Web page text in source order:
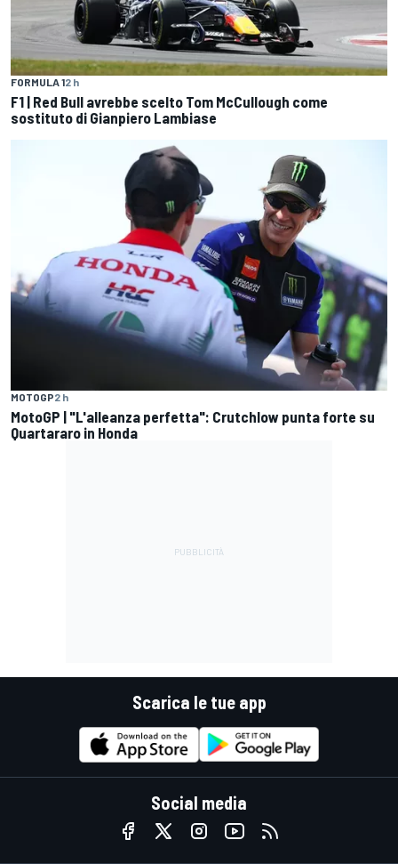
FORMULA 12 h
F1 | Red Bull avrebbe scelto Tom McCullough come
sostituto di Gianpiero Lambiase
MOTOGP2 h
MotoGP | "L'alleanza perfetta": Crutchlow punta forte su
Quartararo in Honda
Scarica le tue app
Social media